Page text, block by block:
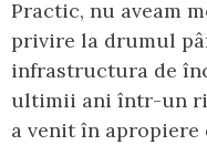
Practic, nu aveam
privire la drumul
infrastructura de
ultimii ani într-un
a venit în apropiere